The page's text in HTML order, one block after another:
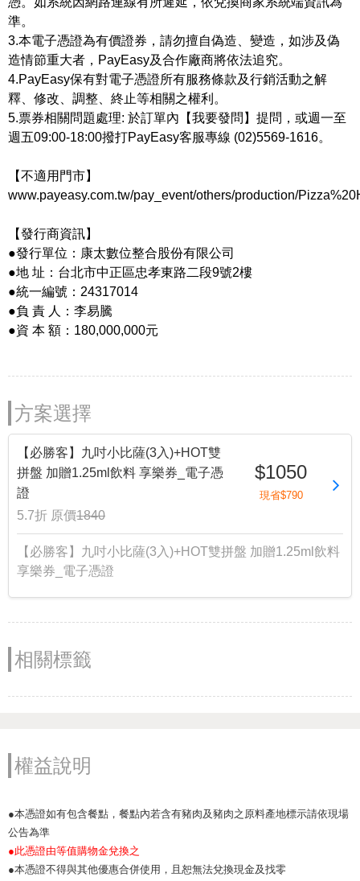
準。
3.本電子憑證為有價證券，請勿擅自偽造、變造，如涉及偽
造情節重大者，PayEasy及合作廠商將依法追究。
4.PayEasy保有對電子憑證所有服務條款及行銷活動之解
釋、修改、調整、終止等相關之權利。
5.票券相關問題處理: 於訂單內【我要發問】提問，或週一至
週五09:00-18:00撥打PayEasy客服專線 (02)5569-1616。
【不適用門市】
www.payeasy.com.tw/pay_event/others/production/
【發行商資訊】
●發行單位：康太數位整合股份有限公司
●地 址：台北市中正區忠孝東路二段9號2樓
●統一編號：24317014
●負 責 人：李易騰
●資 本 額：180,000,000元
方案選擇
【必勝客】九吋小比薩(3入)+HOT雙
拼盤 加贈1.25ml飲料 享樂券_電子憑
證
5.7折 原價1840
$1050
現省$790
【必勝客】九吋小比薩(3入)+HOT雙拼盤 加贈1.25ml飲料
享樂券_電子憑證
相關標籤
權益說明
●本憑證如有包含餐點，餐點內若含有豬肉及豬肉之原料產地標示請依現場
公告為準
●此憑證由等值購物金兌換之
●本憑證不得與其他優惠合併使用，且恕無法兌換現金及找零